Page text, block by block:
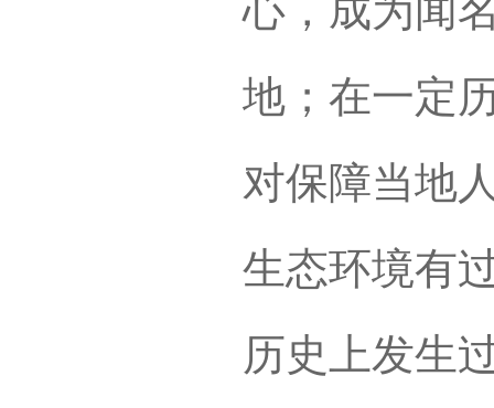
心，成为闻
地；在一定
对保障当地
生态环境有
历史上发生